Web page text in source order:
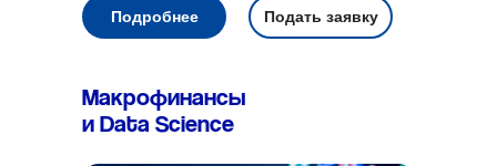
Макрофинансы
и Data Science
Подробнее Подать заявку